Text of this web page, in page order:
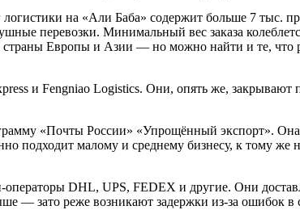
на «Али Баба» содержит больше 7 тыс.
перевозки. Минимальный вес заказа
страны Европы и Азии — но можно найти и те, что
и Fengniao Logistics. Они, опять же, закрывают
«Почты России» «Упрощённый экспорт». Она
подходит малому и среднему бизнесу, к тому же
DHL, UPS, FEDEX и другие. Они
— зато реже возникают задержки из-за ошибок в